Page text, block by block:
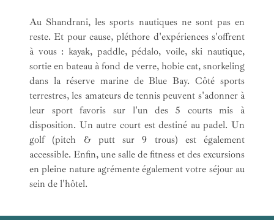
Au Shandrani, les sports nautiques ne sont pas en
reste. Et pour cause, pléthore d'expériences s'offrent
à vous : kayak, paddle, pédalo, voile, ski nautique,
sortie en bateau à fond de verre, hobie cat, snorkeling
dans la réserve marine de Blue Bay. Côté sports
terrestres, les amateurs de tennis peuvent s'adonner à
leur sport favoris sur l'un des 5 courts mis à
disposition. Un autre court est destiné au padel. Un
golf (pitch & putt sur 9 trous) est également
accessible. Enfin, une salle de fitness et des excursions
en pleine nature agrémente également votre séjour au
sein de l'hôtel.